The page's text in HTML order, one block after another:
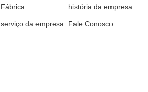
Fábrica história da empresa
serviço da empresa Fale Conosco